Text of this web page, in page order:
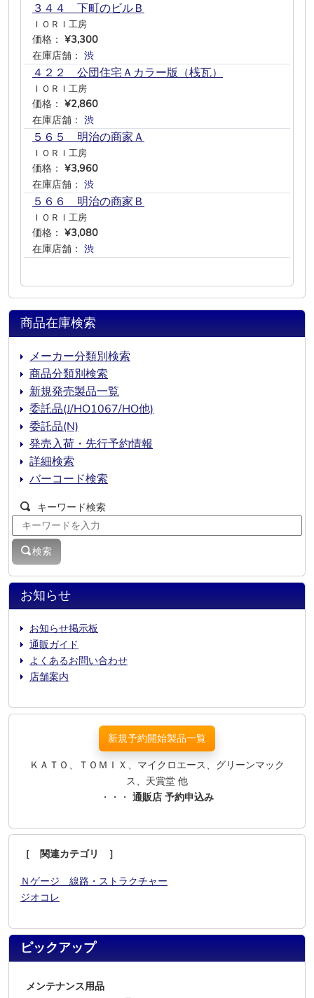
３４４ 下町のビルＢ
ＩＯＲＩ工房
価格： ¥3,300
在庫店舗： 渋
４２２ 公団住宅Ａカラー版（桟瓦）
ＩＯＲＩ工房
価格： ¥2,860
在庫店舗： 渋
５６５ 明治の商家Ａ
ＩＯＲＩ工房
価格： ¥3,960
在庫店舗： 渋
５６６ 明治の商家Ｂ
ＩＯＲＩ工房
価格： ¥3,080
在庫店舗： 渋
お知らせ
お知らせ掲示板
通販ガイド
よくあるお問い合わせ
店舗案内
商品在庫検索
メーカー分類別検索
商品分類別検索
新規発売製品一覧
委託品(J/HO1067/HO他)
委託品(N)
発売入荷・先行予約情報
詳細検索
バーコード検索
キーワード検索
検索
新規予約開始製品一覧
ＫＡＴＯ、ＴＯＭＩＸ、マイクロエース、グリーンマック
ス、天賞堂 他
・・・ 通販店 予約申込み
［ 関連カテゴリ ］
Ｎゲージ 線路・ストラクチャー
ジオコレ
ピックアップ
メンテナンス用品